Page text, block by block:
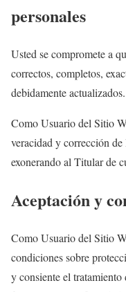
personales
Usted se compromete a
correctos, completos,
debidamente actualizados.
Como Usuario del Sitio
veracidad y corrección
exonerando al Titular de
Aceptación y
Como Usuario del Sitio
condiciones sobre
y consiente el